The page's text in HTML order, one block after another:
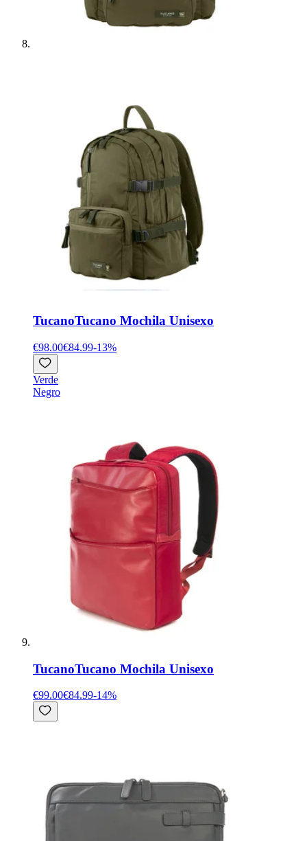
TucanoTucano Mochila Unisexo
€98.00€84.99-13%
Verde
Negro
TucanoTucano Mochila Unisexo
€99.00€84.99-14%